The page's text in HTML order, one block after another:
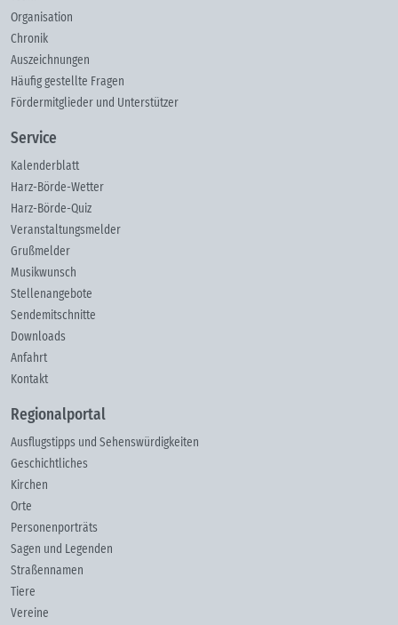
Organisation
Chronik
Auszeichnungen
Häufig gestellte Fragen
Fördermitglieder und Unterstützer
Service
Kalenderblatt
Harz-Börde-Wetter
Harz-Börde-Quiz
Veranstaltungsmelder
Grußmelder
Musikwunsch
Stellenangebote
Sendemitschnitte
Downloads
Anfahrt
Kontakt
Regionalportal
Ausflugstipps und Sehenswürdigkeiten
Geschichtliches
Kirchen
Orte
Personenporträts
Sagen und Legenden
Straßennamen
Tiere
Vereine